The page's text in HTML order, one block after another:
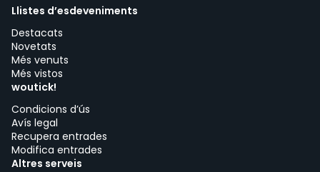
Llistes d’esdeveniments
Destacats
Novetats
Més venuts
Més vistos
woutick!
Condicions d’ús
Avís legal
Recupera entrades
Modifica entrades
Altres serveis